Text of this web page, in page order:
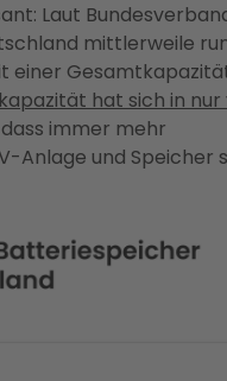
Laut
mittlerweile
einer
hat sich in nur
immer mehr
Anlage und Speicher